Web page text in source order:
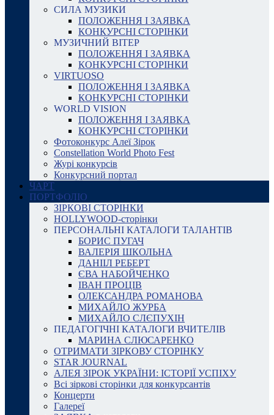
СИЛА МУЗИКИ
ПОЛОЖЕННЯ І ЗАЯВКА
КОНКУРСНІ СТОРІНКИ
МУЗИЧНИЙ ВІТЕР
ПОЛОЖЕННЯ І ЗАЯВКА
КОНКУРСНІ СТОРІНКИ
VIRTUOSO
ПОЛОЖЕННЯ І ЗАЯВКА
КОНКУРСНІ СТОРІНКИ
WORLD VISION
ПОЛОЖЕННЯ І ЗАЯВКА
КОНКУРСНІ СТОРІНКИ
Фотоконкурс Алеї Зірок
Constellation World Photo Fest
Журі конкурсів
Конкурсний портал
ЧАРТ
ПОРТФОЛІО
ЗІРКОВІ СТОРІНКИ
HOLLYWOOD-сторінки
ПЕРСОНАЛЬНІ КАТАЛОГИ ТАЛАНТІВ
БОРИС ПУГАЧ
ВАЛЕРІЯ ШКОЛЬНА
ДАНІІЛ РЕБЕРТ
ЄВА НАБОЙЧЕНКО
ІВАН ПРОЦІВ
ОЛЕКСАНДРА РОМАНОВА
МИХАЙЛО ЖУРБА
МИХАЙЛО СЛЄПУХІН
ПЕДАГОГІЧНІ КАТАЛОГИ ВЧИТЕЛІВ
МАРИНА СЛЮСАРЕНКО
ОТРИМАТИ ЗІРКОВУ СТОРІНКУ
STAR JOURNAL
АЛЕЯ ЗІРОК УКРАЇНИ: ІСТОРІЇ УСПІХУ
Всі зіркові сторінки для конкурсантів
Концерти
Галереї